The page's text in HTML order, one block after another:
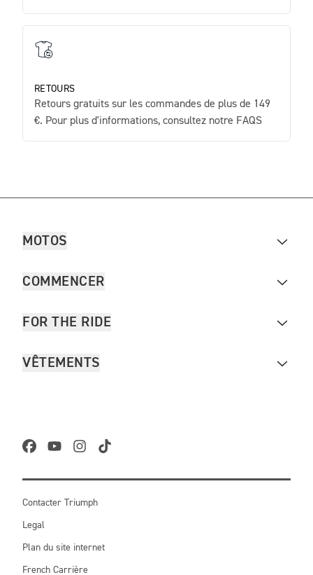
RETOURS
Retours gratuits sur les commandes de plus de 149
€. Pour plus d'informations, consultez notre FAQS
MOTOS
COMMENCER
FOR THE RIDE
VÊTEMENTS
Contacter Triumph
Legal
Plan du site internet
French Carrière